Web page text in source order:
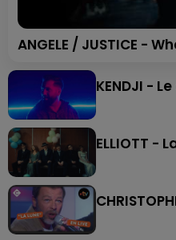
ANGELE / JUSTICE -
KENDJI -
ELLIOTT -